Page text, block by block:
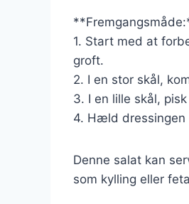
1. Start med at
groft.
2. I en stor skål,
3. I en lille skål,
4. Hæld dressingen
Denne salat kan
som kylling eller